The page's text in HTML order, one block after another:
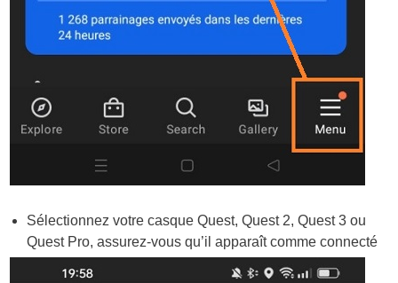
Sélectionnez votre casque Quest, Quest 2, Quest 3 ou
Quest Pro, assurez-vous qu’il apparaît comme connecté